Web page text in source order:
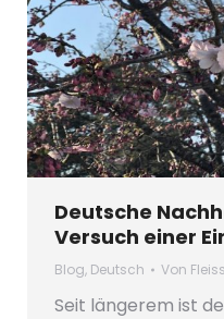
Deutsche
Versuch einer
Blog, Deutsch Von
Seit längerem ist